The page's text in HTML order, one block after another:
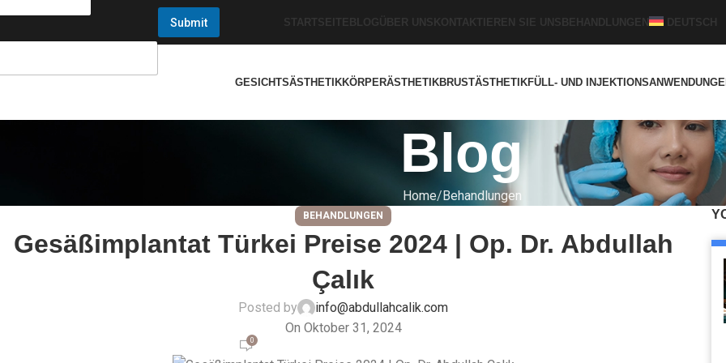
Submit STARTSEITE BLOG ÜBER UNS KONTAKTIEREN SIE UNS BEHANDLUNGEN DEUTSCH
GESICHTSÄSTHETIKKÖRPERÄSTHETIKBRUSTÄSTHETIKFÜLL- UND
Blog
Home Behandlungen
BEHANDLUNGEN
Gesäßimplantat Türkei Preise 2024 | Op. Dr. Abdullah
Çalık
Posted by
info@abdullahcalik.com
On Oktober 31, 2024
0